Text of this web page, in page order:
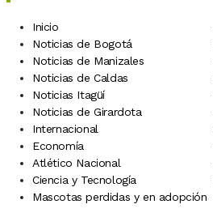
Inicio
Noticias de Bogotá
Noticias de Manizales
Noticias de Caldas
Noticias Itagüí
Noticias de Girardota
Internacional
Economía
Atlético Nacional
Ciencia y Tecnología
Mascotas perdidas y en adopción